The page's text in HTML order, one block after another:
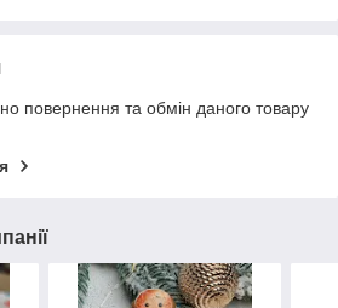
повернення та обмін даного товару